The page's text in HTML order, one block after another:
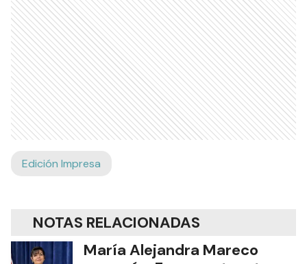
Edición Impresa
NOTAS RELACIONADAS
María Alejandra Mareco